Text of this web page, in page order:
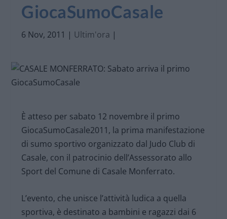
GiocaSumoCasale
6 Nov, 2011 | Ultim'ora |
È atteso per sabato 12 novembre il primo
GiocaSumoCasale2011, la prima manifestazione
di sumo sportivo organizzato dal Judo Club di
Casale, con il patrocinio dell’Assessorato allo
Sport del Comune di Casale Monferrato.
L’evento, che unisce l’attività ludica a quella
sportiva, è destinato a bambini e ragazzi dai 6